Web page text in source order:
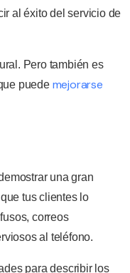
al éxito del servicio de
Pero también es
puede mejorarse
una gran
tus clientes lo
correos
al teléfono.
para describir los